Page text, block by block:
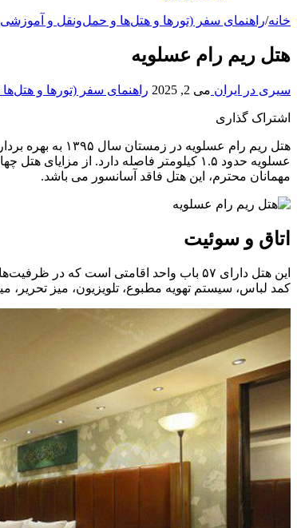
خانه/راهنمای سفر (تورها و هتل‌ها و حمل‌و‌نقل و
هتل ریم رام عسلویه
سیری در ایران می 2, 2025 راهنمای سفر (تورها و
اشتراک گذاری
عسلویه حدود ۱.۵ کیلومتر فاصله دارد.
مهمانان محترم، این هتل فاقد آسانسور می باشد.
اتاق و سوئیت
کمد لباس، سیستم تهویه مطبوع، تلویزیون، میز